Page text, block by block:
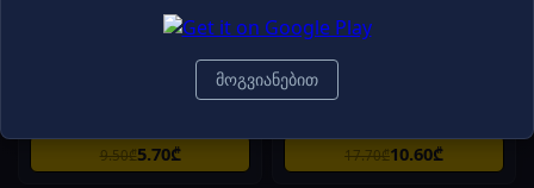
კრაფტი, გაუფილტრავი 8.5% 0.33ლ.
9.50₾5.70₾
თხილით, უგლუტენო 100გ
17.70₾10.60₾
მოგვიანებით